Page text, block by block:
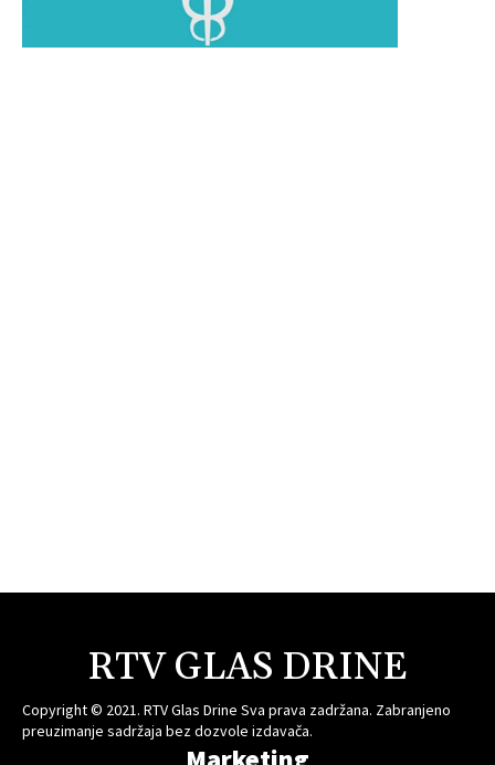
RTV GLAS DRINE
Copyright © 2021. RTV Glas Drine Sva prava zadržana. Zabranjeno
preuzimanje sadržaja bez dozvole izdavača.